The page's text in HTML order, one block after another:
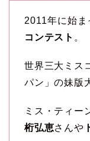
2011年に始ま
コンテスト 。
世界三大ミス
パン」の妹版
ミス・ティー
桁弘恵さんや